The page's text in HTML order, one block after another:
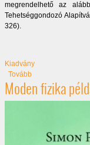
megrendelhető az
Tehetséggondozó
326).
Kiadvány
Tovább(Országos Szilárd
Moden fizika